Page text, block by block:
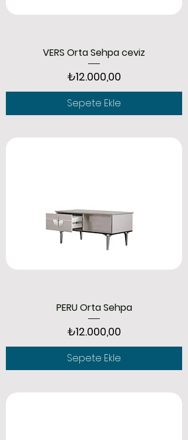
VERS Orta Sehpa ceviz
Fiyat
₺12.000,00
Sepete Ekle
PERU Orta Sehpa
Fiyat
₺12.000,00
Sepete Ekle